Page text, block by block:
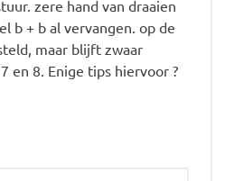
zere hand van draaien
b + b al vervangen. op de
maar blijft zwaar
en 8. Enige tips hiervoor ?